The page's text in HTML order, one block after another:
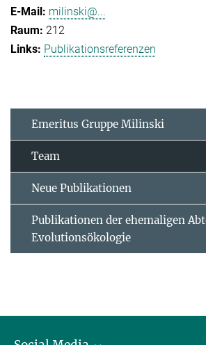
milinski@...
212
Publikationsreferenzen
Emeritus Gruppe Milinski
Team
Neue Publikationen
Publikationen der ehemaligen
Evolutionsökologie